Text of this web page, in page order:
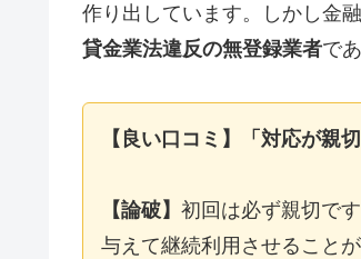
作り出しています。しかし金
貸金業法違反の無登録業者で
【良い口コミ】「対応が親
【論破】 初回は必ず親切で
与えて継続利用させること